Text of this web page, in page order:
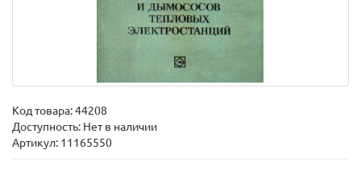
Код товара:44208
Доступность: Нет в наличии
Артикул: 11165550